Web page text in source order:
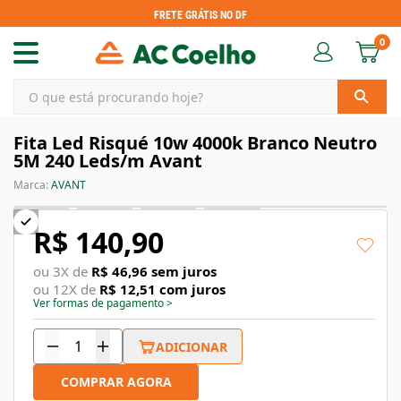
FRETE GRÁTIS NO DF
0
Fita Led Risqué 10w 4000k Branco Neutro
5M 240 Leds/m Avant
Marca:AVANT
R$ 140,90
ou 3X de R$ 46,96 sem juros
ou 12X de R$ 12,51 com juros
Ver formas de pagamento>
ADICIONAR
COMPRAR AGORA